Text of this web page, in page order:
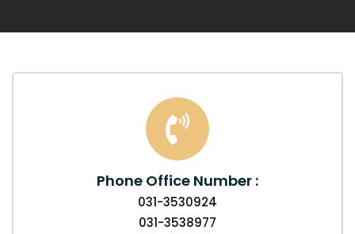
Phone Office Number :
031-3530924
031-3538977